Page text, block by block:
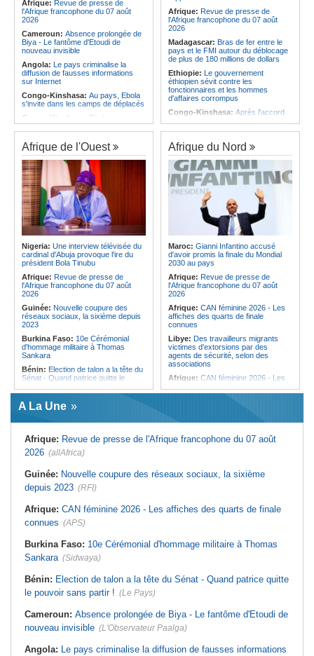
Afrique:Enjeux sur l'eau potable en
Afrique - Le Prof Jacques Djoli
Sul
Afrique: Revue de presse de
l'Afrique francophone du 07 août
2026
Cameroun: Absence prolongée de
Biya - Le fantôme d'Etoudi de
nouveau invisible
Angola: Le pays criminalise la
diffusion de fausses informations
sur Internet
Congo-Kinshasa: Au pays, Ebola
s'invite dans les camps de déplacés
Congo-Kinshasa: Ebola au pays -
Africa CDC mise sur les
communautés
Afrique Centrale:L'explosion de la
demande de viande de brousse
extermine la faune sauvage
Congo-Kinshasa:Après l'accord
avec une branche des FDLR, les
zones d'ombre persistent
Centrafrique: Un gendarme détenu
par le groupe armé AAKG retrouve
la liberté
Rome et Kigali discutent
d'une possible externalisation au
pays des procédures d'asile à
destination de l'Italie
Afrique: Revue de presse de
l'Afrique francophone du 07 août
2026
Madagascar: Bras de fer entre le
pays et le FMI autour du déblocage
de plus de 180 millions de dollars
Ethiopie: Le gouvernement
éthiopien sévit contre les
fonctionnaires et les hommes
d'affaires corrompus
Congo-Kinshasa: Après l'accord
Sud-Soudan: Le pays à la croisée
des chemins, alerte l'ONU
Rwanda: Rome et Kigali discutent
d'une possible externalisation au
pays des procédures d'asile à
destination de l'Italie
Somalie:Le camp de Galkayo
frappé par une violente attaque des
Forces du Puntland
Soudan:La guerre contre les
houthistes du Yémen peut-elle
détourner Riyad du pays ?
Sud-Soudan:
femmes pour accéder aux soins de
santé
Afrique de l'Ouest
Nigeria: Une interview télévisée du
cardinal d'Abuja provoque l'ire du
président Bola Tinubu
Afrique: Revue de presse de
l'Afrique francophone du 07 août
2026
Guinée: Nouvelle coupure des
réseaux sociaux, la sixième depuis
2023
Burkina Faso: 10e Cérémonial
d'hommage militaire à Thomas
Sankara
Bénin: Election de talon a la tête du
Sénat - Quand patrice quitte le
Cameroun:
Biya - Le fantôme d'Etoudi de
cardinal d'Abuja provoque l'ire du
président Bola Tinubu
doutes concernant son état de
santé dans un message publié sur X
Afrique: Etats généraux de
rupture
Sénégal:Élections locales au pays
alimentent les soupçons d'un report
Afrique du Nord
Maroc: Gianni Infantino accusé
d'avoir promis la finale du Mondial
2030 au pays
Afrique: Revue de presse de
l'Afrique francophone du 07 août
2026
Afrique: CAN féminine 2026 - Les
affiches des quarts de finale
connues
Libye: Des travailleurs migrants
victimes d'extorsions par des
agents de sécurité, selon des
associations
Afrique: CAN féminine 2026 - Les
de finale
Infantino marquera-t-il le but de son
maintien ?
Tunisie:Colisée d'El Jem - Concert
Madagascar: Afrobasket - U18 -
Afrique du Nord:
Télécoms - Le
Groupe Maroc Telecom annonce
2026
A La Une
Afrique: Revue de presse de l'Afrique francophone du 07 août
2026 (allAfrica)
Guinée: Nouvelle coupure des réseaux sociaux, la sixième
depuis 2023 (RFI)
Afrique: CAN féminine 2026 - Les affiches des quarts de finale
connues (APS)
Burkina Faso: 10e Cérémonial d'hommage militaire à Thomas
Sankara (Sidwaya)
Bénin: Election de talon a la tête du Sénat - Quand patrice quitte
le pouvoir sans partir ! (Le Pays)
Cameroun: Absence prolongée de Biya - Le fantôme d'Etoudi de
nouveau invisible (L'Observateur Paalga)
Angola: Le pays criminalise la diffusion de fausses informations